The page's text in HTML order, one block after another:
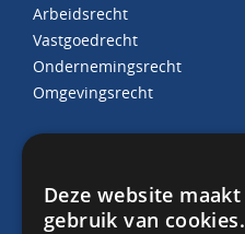
Arbeidsrecht
Vastgoedrecht
Ondernemingsrecht
Omgevingsrecht
Juridische producten
Arbeidscontracten
Deze website maakt
gebruik van cookies.